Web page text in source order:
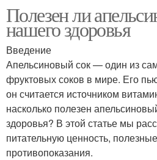
Полезен ли
нашего здоровья
Введение
Апельсиновый сок — один из
фруктовых соков в мире. Его
он считается источником
насколько полезен
здоровья? В этой статье мы
питательную ценность,
противопоказания.